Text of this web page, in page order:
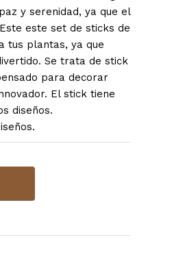
y serenidad, ya que el
este set de sticks de
tus plantas, ya que
Se trata de stick
para decorar
El stick tiene
diseños.